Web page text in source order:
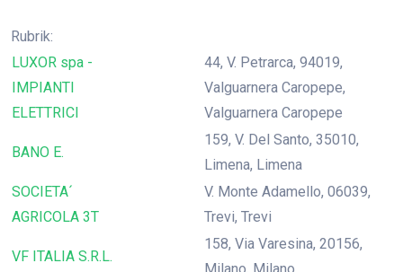
Rubrik:
LUXOR spa -
IMPIANTI
ELETTRICI
44, V. Petrarca, 94019,
Valguarnera Caropepe,
Valguarnera Caropepe
BANO E.
159, V. Del Santo, 35010,
Limena, Limena
SOCIETA´
AGRICOLA 3T
V. Monte Adamello, 06039,
Trevi, Trevi
VF ITALIA S.R.L.
158, Via Varesina, 20156,